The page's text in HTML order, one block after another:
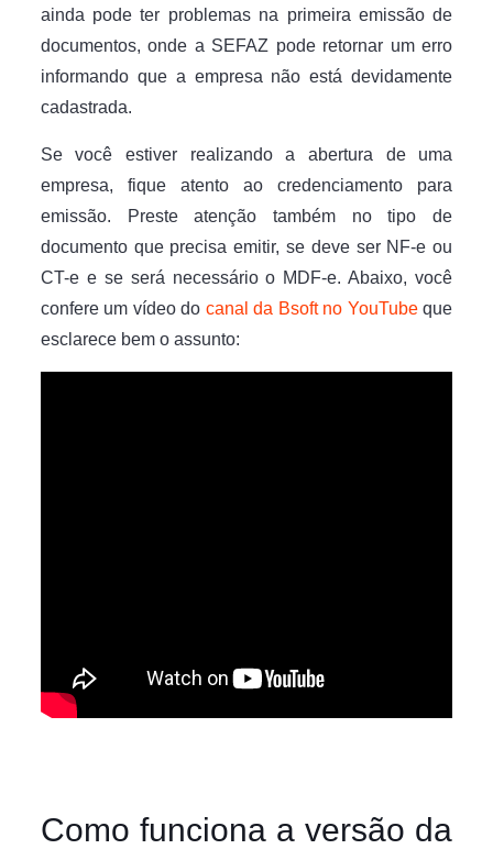
ainda pode ter problemas na primeira emissão de
documentos, onde a SEFAZ pode retornar um erro
informando que a empresa não está devidamente
cadastrada.
Se você estiver realizando a abertura de uma
empresa, fique atento ao credenciamento para
emissão. Preste atenção também no tipo de
documento que precisa emitir, se deve ser NF-e ou
CT-e e se será necessário o MDF-e. Abaixo, você
confere um vídeo do canal da Bsoft no YouTubeque
esclarece bem o assunto:
Como funciona a versão da